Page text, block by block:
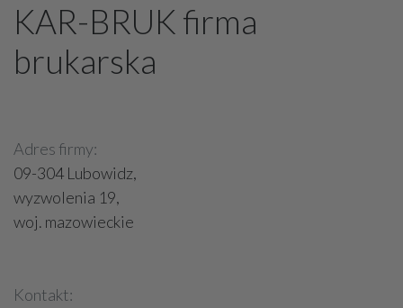
KAR-BRUK firma
brukarska
Adres firmy:
09-304 Lubowidz,
wyzwolenia 19,
woj. mazowieckie
Kontakt: